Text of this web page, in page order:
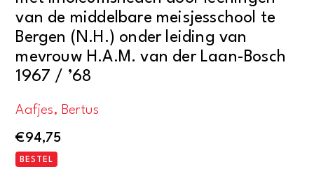
van de middelbare meisjesschool te
Bergen (N.H.) onder leiding van
mevrouw H.A.M. van der Laan-Bosch
1967 / ’68
Aafjes, Bertus
€94,75
BESTEL